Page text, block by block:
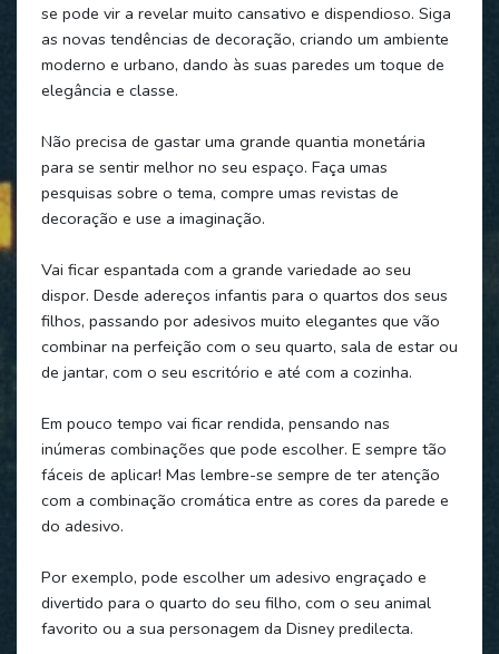
se pode vir a revelar muito cansativo e dispendioso. Siga
as novas tendências de decoração, criando um ambiente
moderno e urbano, dando às suas paredes um toque de
elegância e classe.
Não precisa de gastar uma grande quantia monetária
para se sentir melhor no seu espaço. Faça umas
pesquisas sobre o tema, compre umas revistas de
decoração e use a imaginação.
Vai ficar espantada com a grande variedade ao seu
dispor. Desde adereços infantis para o quartos dos seus
filhos, passando por adesivos muito elegantes que vão
combinar na perfeição com o seu quarto, sala de estar ou
de jantar, com o seu escritório e até com a cozinha.
Em pouco tempo vai ficar rendida, pensando nas
inúmeras combinações que pode escolher. E sempre tão
fáceis de aplicar! Mas lembre-se sempre de ter atenção
com a combinação cromática entre as cores da parede e
do adesivo.
Por exemplo, pode escolher um adesivo engraçado e
divertido para o quarto do seu filho, com o seu animal
favorito ou a sua personagem da Disney predilecta.